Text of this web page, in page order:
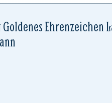
Ehrenzeichen